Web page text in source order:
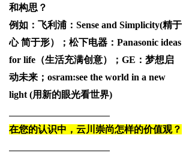
和构思？
例如：飞利浦：Sense and Simplicity(精于
心 简于形）；松下电器：Panasonic ideas
for life（生活充满创意）；GE：梦想启
动未来；osram:see the world in a new
light (用新的眼光看世界)
在您的认识中，云川崇尚怎样的价值观？